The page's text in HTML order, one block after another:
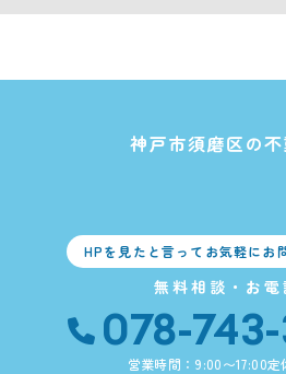
神戸市須磨区の
HPを見たと言ってお気軽にお
無料相談・お電
078-
営業時間：9:00〜17:00定